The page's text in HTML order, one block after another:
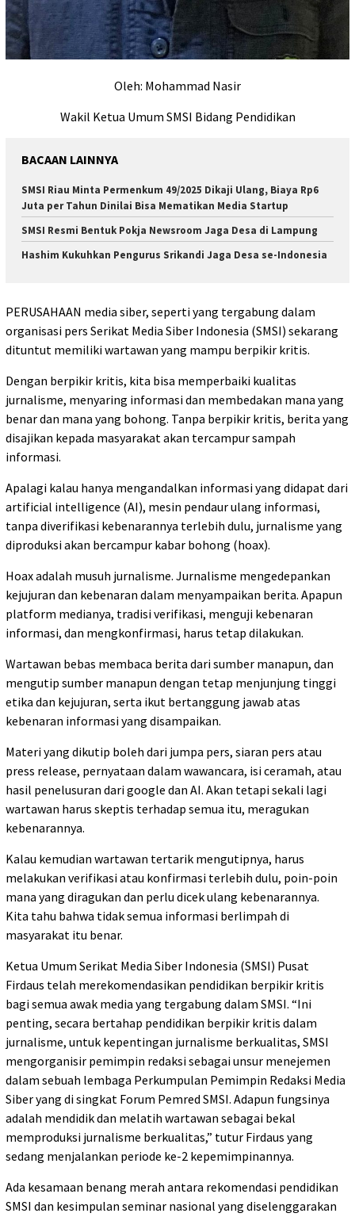
Oleh: Mohammad Nasir
Wakil Ketua Umum SMSI Bidang Pendidikan
BACAAN LAINNYA
SMSI Riau Minta Permenkum 49/2025 Dikaji Ulang, Biaya Rp6
Juta per Tahun Dinilai Bisa Mematikan Media Startup
SMSI Resmi Bentuk Pokja Newsroom Jaga Desa di Lampung
Hashim Kukuhkan Pengurus Srikandi Jaga Desa se-Indonesia
PERUSAHAAN media siber, seperti yang tergabung dalam
organisasi pers Serikat Media Siber Indonesia (SMSI) sekarang
dituntut memiliki wartawan yang mampu berpikir kritis.
Dengan berpikir kritis, kita bisa memperbaiki kualitas
jurnalisme, menyaring informasi dan membedakan mana yang
benar dan mana yang bohong. Tanpa berpikir kritis, berita yang
disajikan kepada masyarakat akan tercampur sampah
informasi.
Apalagi kalau hanya mengandalkan informasi yang didapat dari
artificial intelligence (AI), mesin pendaur ulang informasi,
tanpa diverifikasi kebenarannya terlebih dulu, jurnalisme yang
diproduksi akan bercampur kabar bohong (hoax).
Hoax adalah musuh jurnalisme. Jurnalisme mengedepankan
kejujuran dan kebenaran dalam menyampaikan berita. Apapun
platform medianya, tradisi verifikasi, menguji kebenaran
informasi, dan mengkonfirmasi, harus tetap dilakukan.
Wartawan bebas membaca berita dari sumber manapun, dan
mengutip sumber manapun dengan tetap menjunjung tinggi
etika dan kejujuran, serta ikut bertanggung jawab atas
kebenaran informasi yang disampaikan.
Materi yang dikutip boleh dari jumpa pers, siaran pers atau
press release, pernyataan dalam wawancara, isi ceramah, atau
hasil penelusuran dari google dan AI. Akan tetapi sekali lagi
wartawan harus skeptis terhadap semua itu, meragukan
kebenarannya.
Kalau kemudian wartawan tertarik mengutipnya, harus
melakukan verifikasi atau konfirmasi terlebih dulu, poin-poin
mana yang diragukan dan perlu dicek ulang kebenarannya.
Kita tahu bahwa tidak semua informasi berlimpah di
masyarakat itu benar.
Ketua Umum Serikat Media Siber Indonesia (SMSI) Pusat
Firdaus telah merekomendasikan pendidikan berpikir kritis
bagi semua awak media yang tergabung dalam SMSI. “Ini
penting, secara bertahap pendidikan berpikir kritis dalam
jurnalisme, untuk kepentingan jurnalisme berkualitas, SMSI
mengorganisir pemimpin redaksi sebagai unsur menejemen
dalam sebuah lembaga Perkumpulan Pemimpin Redaksi Media
Siber yang di singkat Forum Pemred SMSI. Adapun fungsinya
adalah mendidik dan melatih wartawan sebagai bekal
memproduksi jurnalisme berkualitas,” tutur Firdaus yang
sedang menjalankan periode ke-2 kepemimpinannya.
Ada kesamaan benang merah antara rekomendasi pendidikan
SMSI dan kesimpulan seminar nasional yang diselenggarakan